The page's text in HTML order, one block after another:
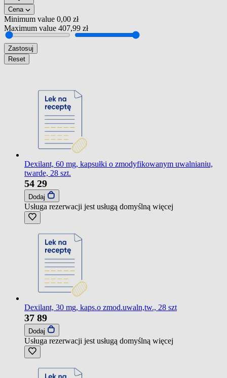
Cena
Minimum value 0,00 zł
Maximum value 407,99 zł
Zastosuj
Reset
Dexilant, 60 mg, kapsułki o zmodyfikowanym uwalnianiu,
twarde, 28 szt.
54 29
Dodaj
Usługa rezerwacji jest usługą domyślną więcej
Dexilant, 30 mg, kaps.o zmod.uwaln,tw., 28 szt
37 89
Dodaj
Usługa rezerwacji jest usługą domyślną więcej